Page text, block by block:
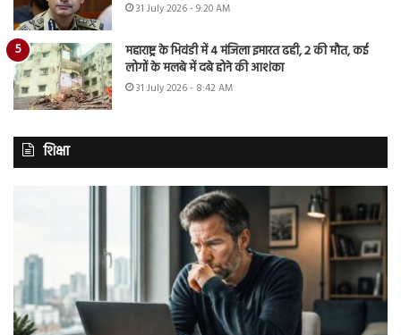
31 July 2026 - 9:20 AM
महाराष्ट्र के भिवंडी में 4 मंजिला इमारत ढही, 2 की मौत, कई
लोगों के मलबे में दबे होने की आशंका
31 July 2026 - 8:42 AM
शिक्षा